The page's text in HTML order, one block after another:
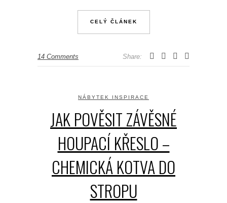
CELÝ ČLÁNEK
14 Comments Share:
NÁBYTEK INSPIRACE
JAK POVĚSIT ZÁVĚSNÉ
HOUPACÍ KŘESLO –
CHEMICKÁ KOTVA DO
STROPU